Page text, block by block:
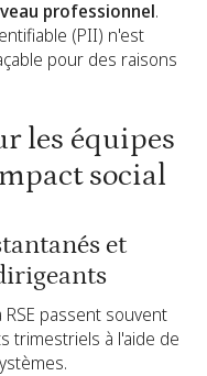
professionnel.
(PII) n'est
pour des raisons
les équipes
social
et
passent souvent
trimestriels à l'aide de